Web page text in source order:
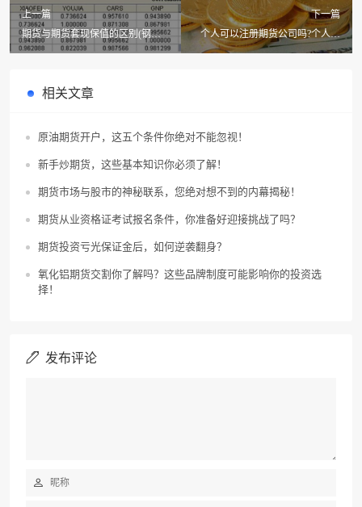
上一篇
期货与期货套现保值的区别(钢材
期货网的期货保值)
下一篇
个人可以注册期货公司吗?个人投
资期货需要注意哪方面?
相关文章
原油期货开户，这五个条件你绝对不能忽视！
新手炒期货，这些基本知识你必须了解！
期货市场与股市的神秘联系，您绝对想不到的内幕揭秘！
期货从业资格证考试报名条件，你准备好迎接挑战了吗？
期货投资亏光保证金后，如何逆袭翻身？
氧化铝期货交割你了解吗？这些品牌制度可能影响你的投资选
择！
发布评论